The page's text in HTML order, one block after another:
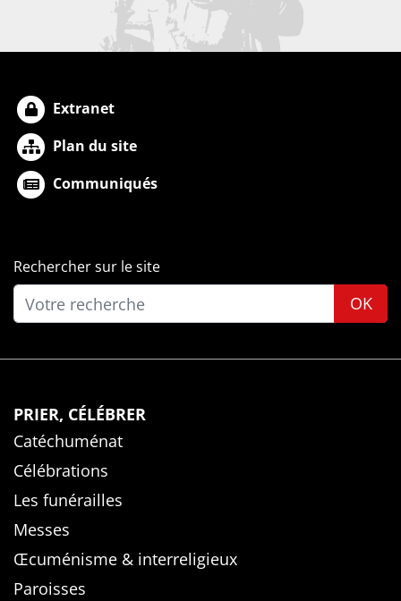
Extranet
Plan du site
Communiqués
Rechercher sur le site
OK
PRIER, CÉLÉBRER
Catéchuménat
Célébrations
Les funérailles
Messes
Œcuménisme & interreligieux
Paroisses